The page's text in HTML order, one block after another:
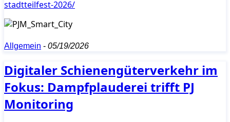
stadtteilfest-2026/
Allgemein - 05/19/2026
Digitaler Schienengüterverkehr im
Fokus: Dampfplauderei trifft PJ
Monitoring